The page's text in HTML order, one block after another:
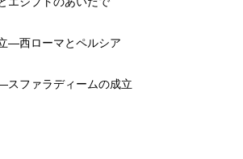
―西ローマとペルシア
ファラディームの成立